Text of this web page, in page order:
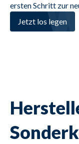
ersten Schritt zur
Jetzt los legen